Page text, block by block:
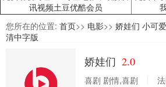
讯视频土豆优酷会员
您所在的位置: 首页>> 电影>> 娇娃们 小可
清中字版
娇娃们 2.0
喜剧 剧情,喜剧